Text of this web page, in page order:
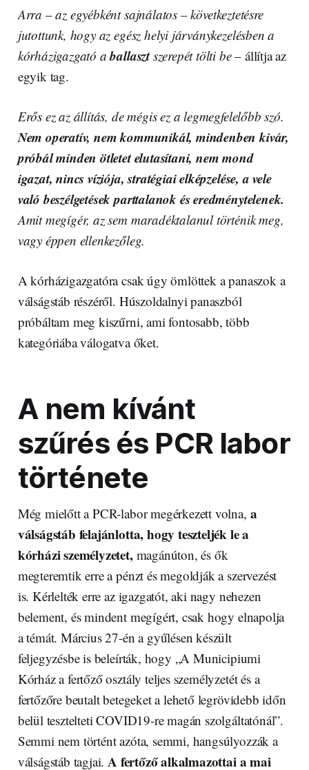
Arra –az egyébként sajnálatos –következtetésre
jutottunk, hogy az egész helyi járványkezelésben a
kórházigazgató aballasztszerepét tölti be– állítja az
egyik tag.
Erős ez az állítás, de mégis ez a legmegfelelőbb szó.
Nem operatív, nem kommunikál, mindenben kivár,
próbál minden ötletet elutasítani, nem mond
igazat, nincs víziója, stratégiai elképzelése, a vele
való beszélgetések parttalanok és eredménytelenek.
Amit megígér, az sem maradéktalanul történik meg,
vagy éppen ellenkezőleg.
A kórházigazgatóra csak úgy ömlöttek a panaszok a
válságstáb részéről. Húszoldalnyi panaszból
próbáltam meg kiszűrni, ami fontosabb, több
kategóriába válogatva őket.
A nem kívánt
szűrés és PCR labor
története
Még mielőtt a PCR-labor megérkezett volna, a
válságstáb felajánlotta, hogy teszteljék le a
kórházi személyzetet,magánúton, és ők
megteremtik erre a pénzt és megoldják a szervezést
is. Kérlelték erre az igazgatót, aki nagy nehezen
belement, és mindent megígért, csak hogy elnapolja
a témát. Március 27-én a gyűlésen készült
feljegyzésbe is beleírták, hogy „A Municipiumi
Kórház a fertőző osztály teljes személyzetét és a
fertőzőre beutalt betegeket a lehető legrövidebb időn
belül tesztelteti COVID19-re magán szolgáltatónál”.
Semmi nem történt azóta, semmi, hangsúlyozzák a
válságstáb tagjai. A fertőző alkalmazottai a mai